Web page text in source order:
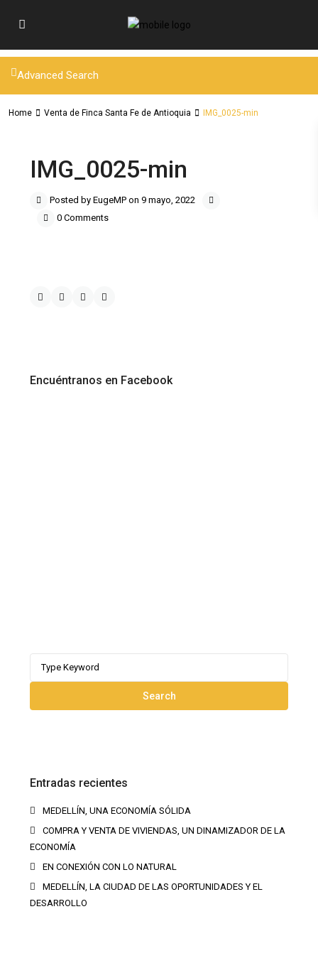
Advanced Search
Home Venta de Finca Santa Fe de Antioquia IMG_0025-min
IMG_0025-min
Posted by EugeMP on 9 mayo, 2022
0 Comments
Encuéntranos en Facebook
Search
Entradas recientes
MEDELLÍN, UNA ECONOMÍA SÓLIDA
COMPRA Y VENTA DE VIVIENDAS, UN DINAMIZADOR DE LA
ECONOMÍA
EN CONEXIÓN CON LO NATURAL
MEDELLÍN, LA CIUDAD DE LAS OPORTUNIDADES Y EL
DESARROLLO